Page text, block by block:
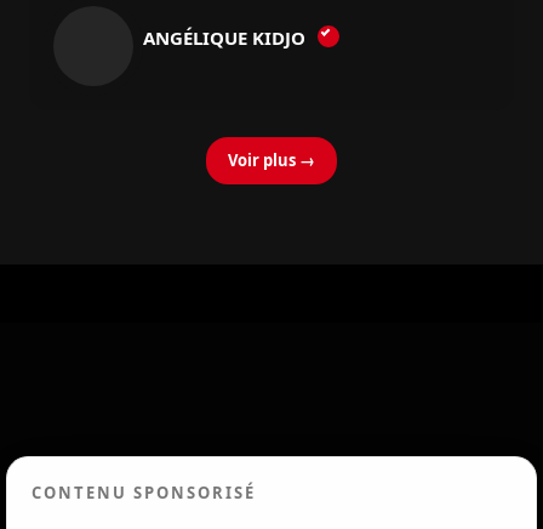
ANGÉLIQUE KIDJO
Voir plus →
CONTENU SPONSORISÉ